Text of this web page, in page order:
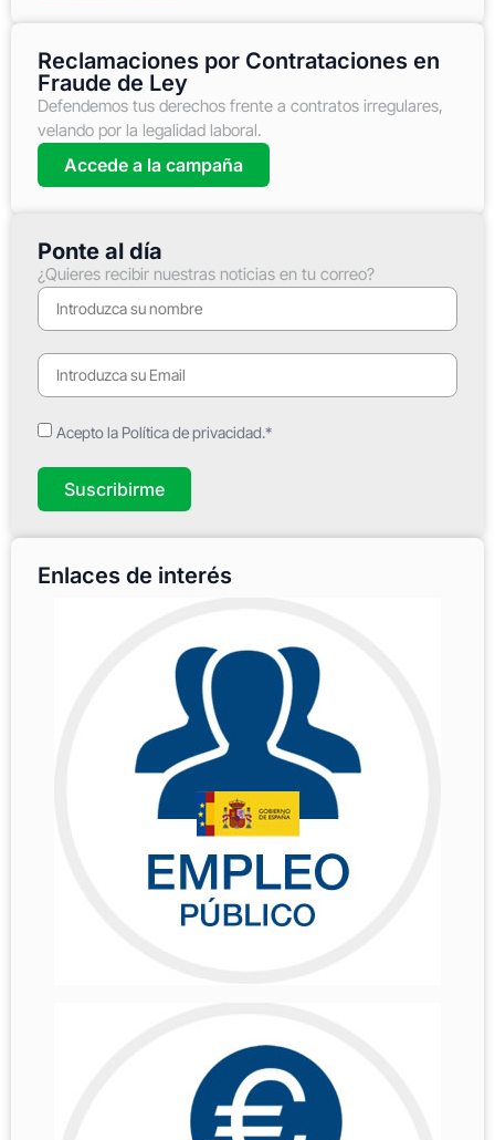
Reclamaciones por Contrataciones en
Fraude de Ley
Defendemos tus derechos frente a contratos irregulares,
velando por la legalidad laboral.
Accede a la campaña
Ponte al día
¿Quieres recibir nuestras noticias en tu correo?
Acepto la Política de privacidad.*
Suscribirme
Enlaces de interés